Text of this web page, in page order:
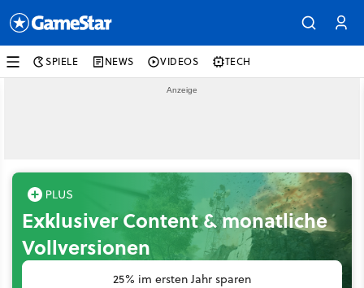
SPIELE NEWS VIDEOS TECH
Exklusiver Content & monatliche
Vollversionen
25% im ersten Jahr sparen